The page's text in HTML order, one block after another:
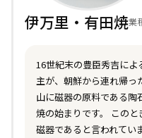
伊万里・有田焼業
16世紀末の豊臣秀吉に
主が、朝鮮から連れ帰っ
山に磁器の原料である陶
焼の始まりです。 この
磁器であると言われてい